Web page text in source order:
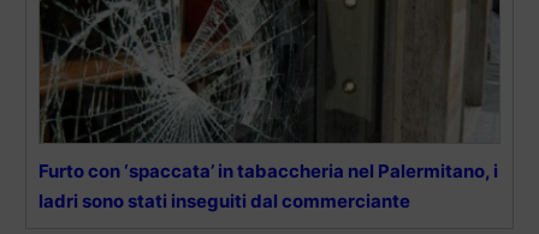
Furto con ‘spaccata’ in tabaccheria nel Palermitano, i
ladri sono stati inseguiti dal commerciante